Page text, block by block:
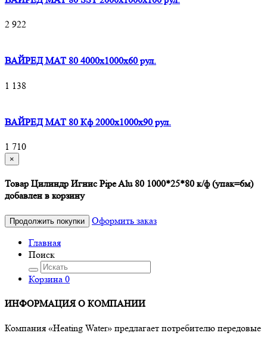
2 922
ВАЙРЕД МАТ 80 4000x1000x60 рул.
1 138
ВАЙРЕД МАТ 80 Кф 2000x1000x90 рул.
1 710
×
Товар Цилиндр Игнис Pipe Alu 80 1000*25*80 к/ф (упак=6м)
добавлен в корзину
Продолжить покупки
Оформить заказ
Главная
Поиск
Корзина 0
ИНФОРМАЦИЯ О КОМПАНИИ
Компания «Heating Water» предлагает потребителю передовые